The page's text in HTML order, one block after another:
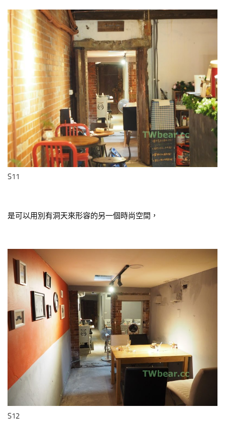
S11
是可以用別有洞天來形容的另一個時尚空間，
S12